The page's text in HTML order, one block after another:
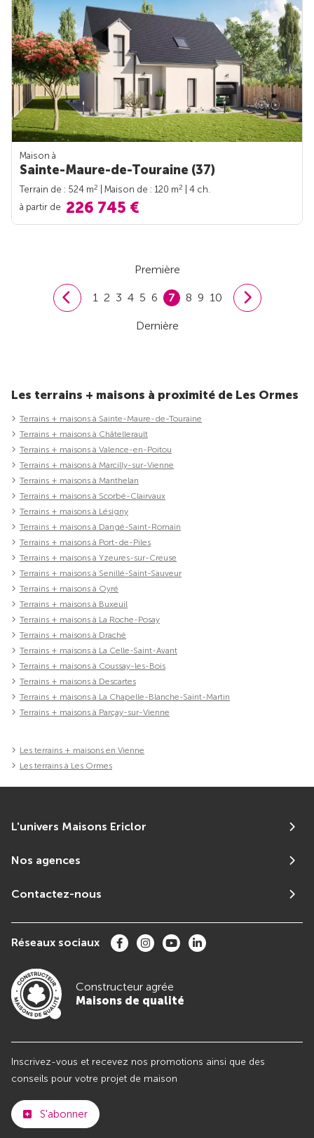
Maison à
Sainte-Maure-de-Touraine (37)
Terrain de : 524 m2 | Maison de : 120 m2
| 4 ch.
à partir de 226 745 €
Première
1 2 3 4 5 6 7 8 9 10
Dernière
Les terrains + maisons à proximité de Les Ormes
Terrains + maisons à Sainte-Maure-de-Touraine
Terrains + maisons à Châtellerault
Terrains + maisons à Valence-en-Poitou
Terrains + maisons à Marcilly-sur-Vienne
Terrains + maisons à Manthelan
Terrains + maisons à Scorbé-Clairvaux
Terrains + maisons à Lésigny
Terrains + maisons à Dangé-Saint-Romain
Terrains + maisons à Port-de-Piles
Terrains + maisons à Yzeures-sur-Creuse
Terrains + maisons à Senillé-Saint-Sauveur
Terrains + maisons à Oyré
Terrains + maisons à Buxeuil
Terrains + maisons à La Roche-Posay
Terrains + maisons à Draché
Terrains + maisons à La Celle-Saint-Avant
Terrains + maisons à Coussay-les-Bois
Terrains + maisons à Descartes
Terrains + maisons à La Chapelle-Blanche-Saint-Martin
Terrains + maisons à Parçay-sur-Vienne
Les terrains + maisons en Vienne
Les terrains à Les Ormes
L'univers Maisons Ericlor
Nos agences
Contactez-nous
Réseaux sociaux
Constructeur agrée
Maisons de qualité
Inscrivez-vous et recevez nos promotions ainsi que des
conseils pour votre projet de maison
S'abonner